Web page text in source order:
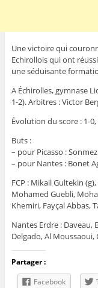
Une victoire qui
Echirollois qui ont
une séduisante
A Échirolles, gymnase
1-2). Arbitres : Victor
Évolution du score : 1-0,
Buts :
– pour Picasso : Sonmez
– pour Nantes : Bonet
FCP : Mikail Gultekin
Mohamed Guebli,
Khemiri, Fayçal Abbas,
Nantes Erdre : Daveau,
Delgado, Al Moussaoui,
Partager :
Facebook